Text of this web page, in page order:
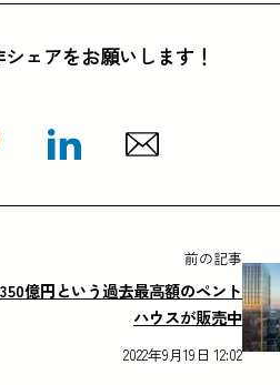
ェアをお願いします！
前の記事
350億円という過去最高額のペント
ハウスが販売中
2022年9月19日 12:02